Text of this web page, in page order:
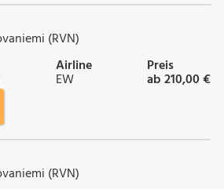
(RVN)
Airline
EW
Preis
ab 210,00 €
(RVN)